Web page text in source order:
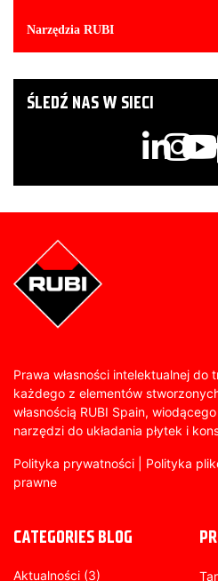
Narzędzia RUBI
ŚLEDŹ NAS W SIECI
Prawa własności intelektualnej do
każdego z elementów
własnością RUBI Spain,
narzędzi do układania płytek i
Polityka prywatności Polityka
prawne
CATEGORIES BLOG
Aktualności (3)